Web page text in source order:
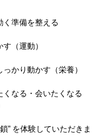
く準備を整える
（運動）
かり動かす（栄養）
くなる・会いたくなる
” を体験していただきま